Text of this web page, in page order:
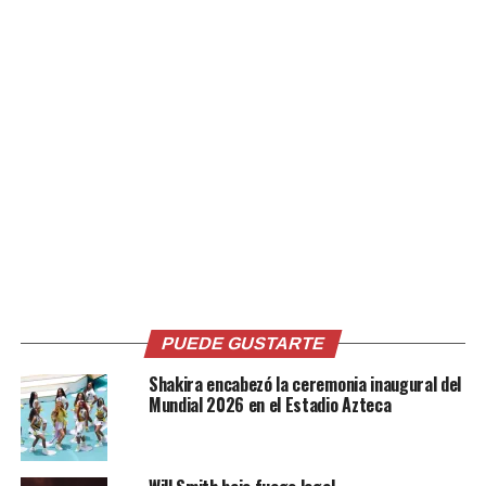
Me gusta esto:
PUEDE GUSTARTE
Shakira encabezó la ceremonia inaugural del
Mundial 2026 en el Estadio Azteca